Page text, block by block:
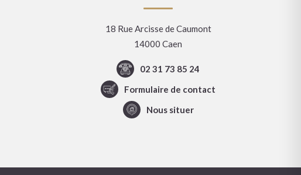
18 Rue Arcisse de Caumont
14000 Caen
02 31 73 85 24
Formulaire de contact
Nous situer